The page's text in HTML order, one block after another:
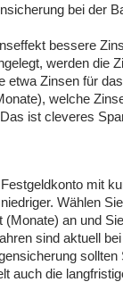
bei der
bessere
werden die
Zinsen für
welche
ist cleveres
mit
Wählen
an und
sind aktuell
sollten
auch die